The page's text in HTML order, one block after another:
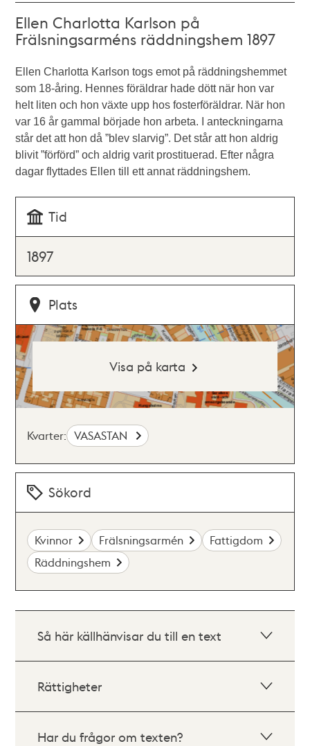
Ellen Charlotta Karlson på
Frälsningsarméns räddningshem 1897
Ellen Charlotta Karlson togs emot på räddningshemmet
som 18-åring. Hennes föräldrar hade dött när hon var
helt liten och hon växte upp hos fosterföräldrar. När hon
var 16 år gammal började hon arbeta. I anteckningarna
står det att hon då ”blev slarvig”. Det står att hon aldrig
blivit ”förförd” och aldrig varit prostituerad. Efter några
dagar flyttades Ellen till ett annat räddningshem.
Tid
1897
Plats
Visa på karta
Kvarter: VASASTAN
Sökord
Kvinnor Frälsningsarmén
Fattigdom
Räddningshem
Så här källhänvisar du till en text
Rättigheter
Har du frågor om texten?